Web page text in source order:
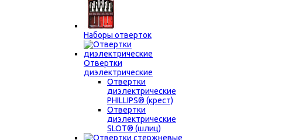
Наборы отверток
Отвертки
диэлектрические
Отвертки
диэлектрические
PHILLIPS® (крест)
Отвертки
диэлектрические
SLOT® (шлиц)